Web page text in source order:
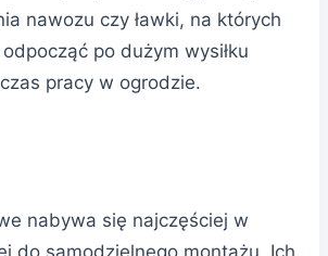
nawozu czy ławki, na których
po dużym wysiłku
pracy w ogrodzie.
nabywa się najczęściej w
do samodzielnego montażu. Ich